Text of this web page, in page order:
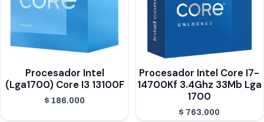
Procesador Intel
(Lga1700) Core I3 13100F
$ 186.000
Procesador Intel Core I7-
14700Kf 3.4Ghz 33Mb Lga
1700
$ 763.000